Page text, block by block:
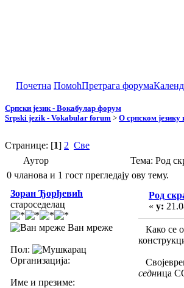
Почетна ПомоћПретрага форума
Српски језик - Вокабулар форум
Srpski jezik - Vokabular forum > О српском језику
Странице: [1] 2 Све
Аутор
Тема: Род
0 чланова и 1 гост прегледају ову тему.
Зоран Ђорђевић
староседелац
Ван мреже
Пол:
Организација:
Име и презиме:
Род
« у:
Како се
седница